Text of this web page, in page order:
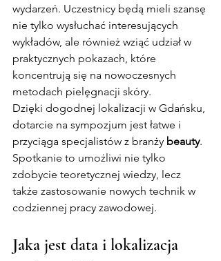
wydarzeń. Uczestnicy będą mieli szansę
nie tylko wysłuchać interesujących
wykładów, ale również wziąć udział w
praktycznych pokazach, które
koncentrują się na nowoczesnych
metodach pielęgnacji skóry.
Dzięki dogodnej lokalizacji w Gdańsku,
dotarcie na sympozjum jest łatwe i
przyciąga specjalistów z branży beauty.
Spotkanie to umożliwi nie tylko
zdobycie teoretycznej wiedzy, lecz
także zastosowanie nowych technik w
codziennej pracy zawodowej.
Jaka jest data i lokalizacja